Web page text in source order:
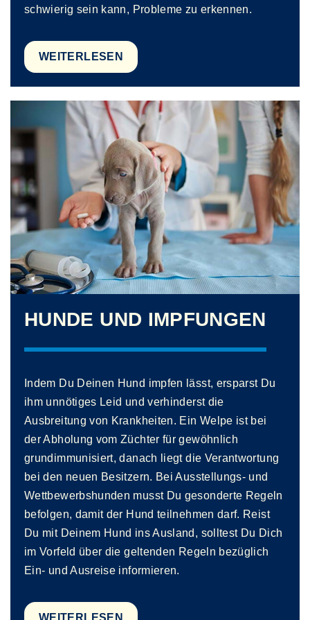
schwierig sein kann, Probleme zu erkennen.
WEITERLESEN
HUNDE UND IMPFUNGEN
Indem Du Deinen Hund impfen lässt, ersparst Du
ihm unnötiges Leid und verhinderst die
Ausbreitung von Krankheiten. Ein Welpe ist bei
der Abholung vom Züchter für gewöhnlich
grundimmunisiert, danach liegt die Verantwortung
bei den neuen Besitzern. Bei Ausstellungs- und
Wettbewerbshunden musst Du gesonderte Regeln
befolgen, damit der Hund teilnehmen darf. Reist
Du mit Deinem Hund ins Ausland, solltest Du Dich
im Vorfeld über die geltenden Regeln bezüglich
Ein- und Ausreise informieren.
WEITERLESEN